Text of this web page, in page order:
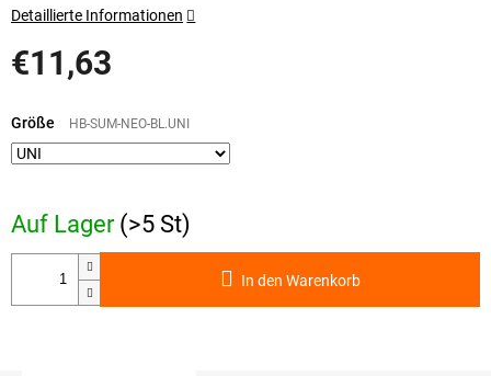
€11,63
Auf Lager (>5 St)
Größe HB-SUM-NEO-BL.UNI
In den Warenkorb
Detaillierte Informationen